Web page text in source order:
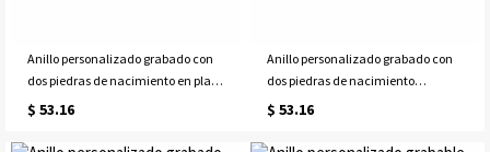
Anillo personalizado grabado con
dos piedras de nacimiento en plata
de ley
$ 53.16
Anillo personalizado grabado con
dos piedras de nacimiento
chapado en oro
$ 53.16